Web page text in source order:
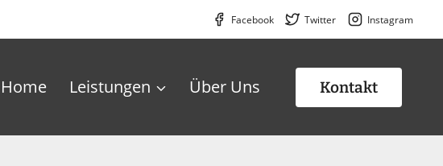
Facebook Twitter Instagram
Home Leistungen Über Uns Kontakt